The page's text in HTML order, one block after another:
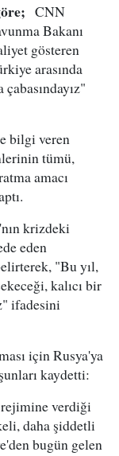
CNN
Bakanı
gösteren
arasında
bilgi veren
tümü,
amacı
krizdeki
eden
"Bu yıl,
kalıcı bir
ifadesini
için Rusya'ya
kaydetti:
verdiği
daha şiddetli
bugün gelen